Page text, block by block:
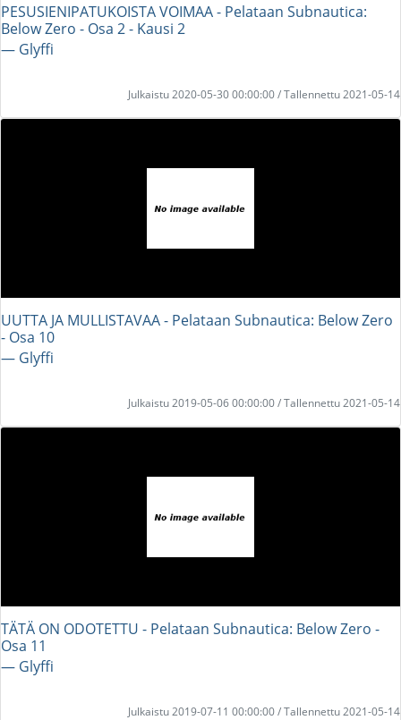
PESUSIENIPATUKOISTA VOIMAA - Pelataan Subnautica:
Below Zero - Osa 2 - Kausi 2
― Glyffi
Julkaistu 2020-05-30 00:00:00 / Tallennettu 2021-05-14
UUTTA JA MULLISTAVAA - Pelataan Subnautica: Below Zero
- Osa 10
― Glyffi
Julkaistu 2019-05-06 00:00:00 / Tallennettu 2021-05-14
TÄTÄ ON ODOTETTU - Pelataan Subnautica: Below Zero -
Osa 11
― Glyffi
Julkaistu 2019-07-11 00:00:00 / Tallennettu 2021-05-14